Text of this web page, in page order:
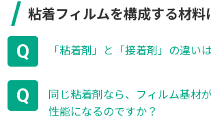
粘着フィルムを構成する材料
Q 「粘着剤」と「接着剤」の違い
Q
同じ粘着剤なら、フィルム基材
性能になるのですか？